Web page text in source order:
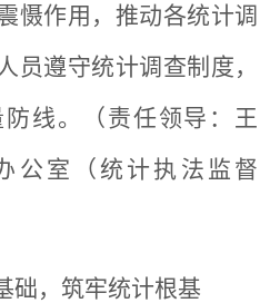
慑作用，推动各统计调
员遵守统计调查制度，
线。（责任领导：王
公室（统计执法监督
础，筑牢统计根基